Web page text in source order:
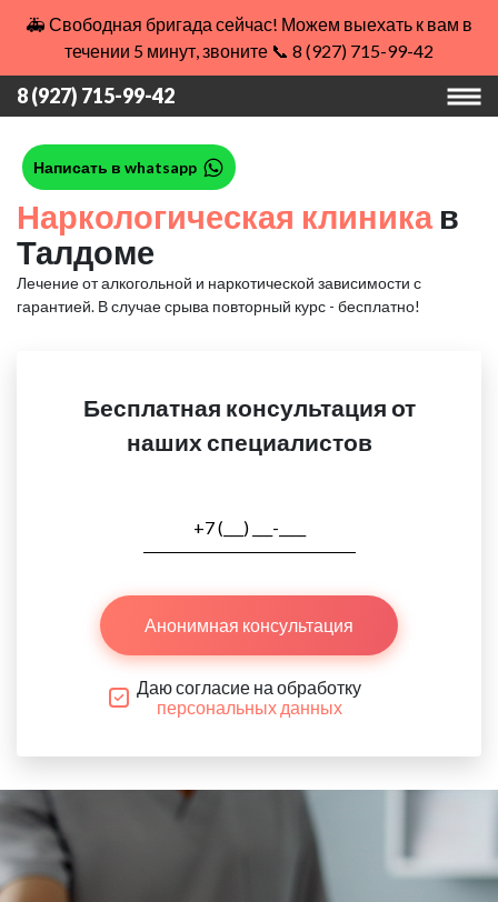
🚑 Свободная бригада сейчас! Можем выехать к вам в
течении 5 минут, звоните 📞 8 (927) 715-99-42
8 (927) 715-99-42
Написать в whatsapp
Наркологическая клиникав
Талдоме
Лечение от алкогольной и наркотической зависимости с
гарантией. В случае срыва повторный курс - бесплатно!
Бесплатная консультация от
наших специалистов
Анонимная консультация
Даю согласие на обработку
персональных данных